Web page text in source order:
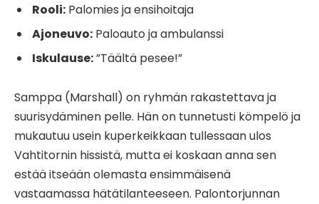
Rooli: Palomies ja ensihoitaja
Ajoneuvo: Paloauto ja ambulanssi
Iskulause:”Täältä pesee!”
Samppa (Marshall) on ryhmän rakastettava ja
suurisydäminen pelle. Hän on tunnetusti kömpelö ja
mukautuu usein kuperkeikkaan tullessaan ulos
Vahtitornin hissistä, mutta ei koskaan anna sen
estää itseään olemasta ensimmäisenä
vastaamassa hätätilanteeseen. Palontorjunnan